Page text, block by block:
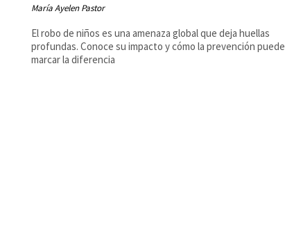
María Ayelen Pastor
El robo de niños es una amenaza global que deja huellas
profundas. Conoce su impacto y cómo la prevención puede
marcar la diferencia